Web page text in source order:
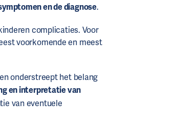
en de diagnose.
complicaties. Voor
voorkomende en meest
onderstreept het belang
en interpretatie van
van eventuele